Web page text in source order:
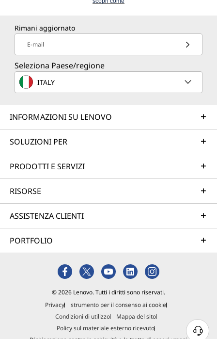
Rimani aggiornato
E-mail
Seleziona Paese/regione
ITALY
INFORMAZIONI SU LENOVO
SOLUZIONI PER
PRODOTTI E SERVIZI
RISORSE
ASSISTENZA CLIENTI
PORTFOLIO
© 2026 Lenovo. Tutti i diritti sono riservati.
Privacy
strumento per il consenso ai cookie
Condizioni di utilizzo
Mappa del sito
Policy sul materiale esterno ricevuto